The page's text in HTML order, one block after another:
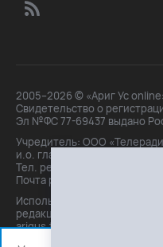
2005–2026 © «Ариг Ус
Свидетельство о
Эл №ФС 77-69437 выдано
Учредитель: ООО
и.о. главного редактора:
Тел. peдakции: +7(3012)21-30-
Почта peдakции:
Использование
редакции. При цитировании
arigus.tv обязательна.